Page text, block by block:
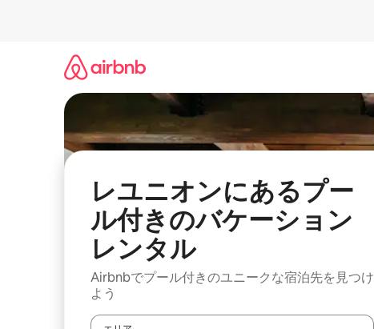
レユニオンにあるプー
ル付きのバケーション
レンタル
Airbnbでプール付きのユニークな宿泊先を見つけ
よう